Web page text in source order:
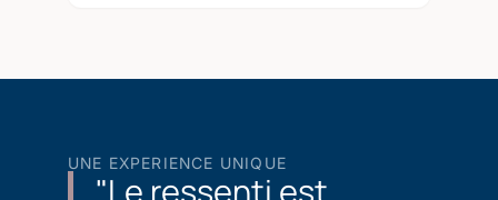
UNE EXPERIENCE UNIQUE